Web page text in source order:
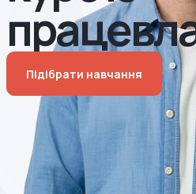
Підібрати навчання